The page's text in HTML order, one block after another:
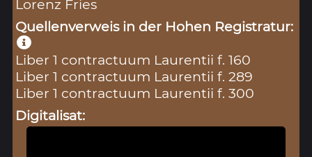
Lorenz Fries
Quellenverweis in der Hohen Registratur:
Liber 1 contractuum Laurentii f. 160
Liber 1 contractuum Laurentii f. 289
Liber 1 contractuum Laurentii f. 300
Digitalisat: